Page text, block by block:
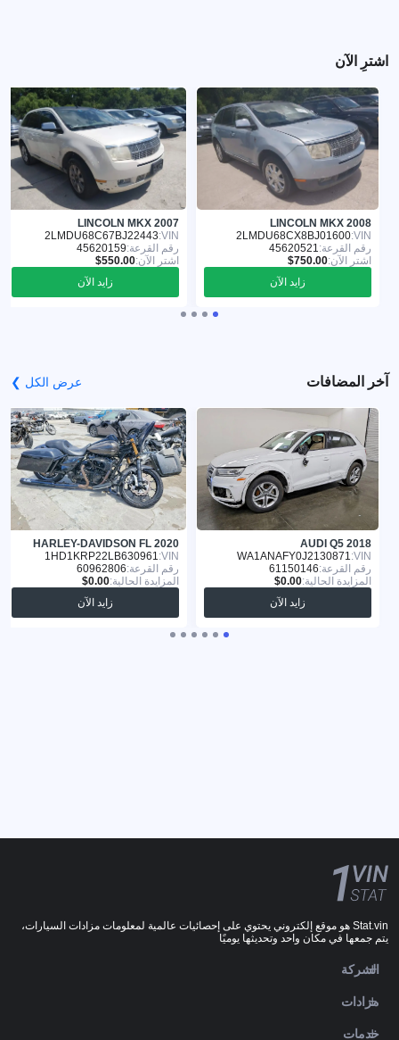
اشترِ الآن
LINCOLN MKX 2008
VIN:
2LMDU68CX8BJ01600
رقم القرعة:45620521
اشترِ الآن:
زايد الآن
LINCOLN MKX 2007
VIN:
2LMDU68C67BJ22443
رقم القرعة:45620159
اشترِ الآن:
زايد الآن
آخر المضافات عرض الكل ❯
AUDI Q5 2018
VIN:
WA1ANAFY0J2130871
رقم القرعة:61150146
المزايدة الحالية:
زايد الآن
HARLEY-DAVIDSON FL 2020
VIN:
1HD1KRP22LB630961
رقم القرعة:60962806
المزايدة الحالية:
زايد الآن
Stat.vin هو موقع إلكتروني يحتوي على إحصائيات عالمية لمعلومات مزادات السيارات،
يتم جمعها في مكان واحد وتحديثها يوميًا
الشركة
مزادات
خدمات